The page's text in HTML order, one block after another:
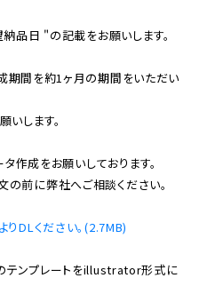
品日 "の記載をお願いします。
期間を約1ヶ月の期間をいただい
成をお願いしております。
前に弊社へご相談ください。
りDLください。(2.7MB)
テンプレートをillustrator形式に